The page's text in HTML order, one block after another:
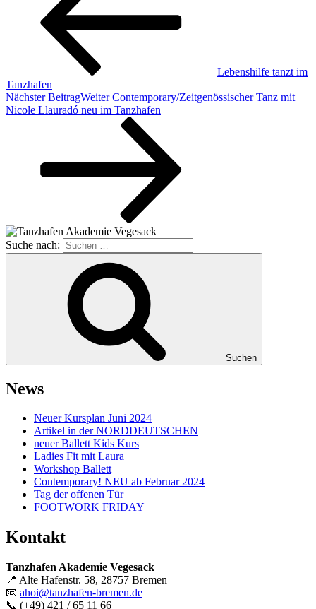
Lebenshilfe tanzt im
Tanzhafen
Nächster BeitragWeiter Contemporary/Zeitgenössischer Tanz mit
Nicole Llauradó neu im Tanzhafen
Suche nach:
Suchen
News
Neuer Kursplan Juni 2024
Artikel in der NORDDEUTSCHEN
neuer Ballett Kids Kurs
Ladies Fit mit Laura
Workshop Ballett
Contemporary! NEU ab Februar 2024
Tag der offenen Tür
FOOTWORK FRIDAY
Kontakt
Tanzhafen Akademie Vegesack
📍 Alte Hafenstr. 58, 28757 Bremen
📧 ahoi@tanzhafen-bremen.de
📞 (+49) 421 / 65 11 66